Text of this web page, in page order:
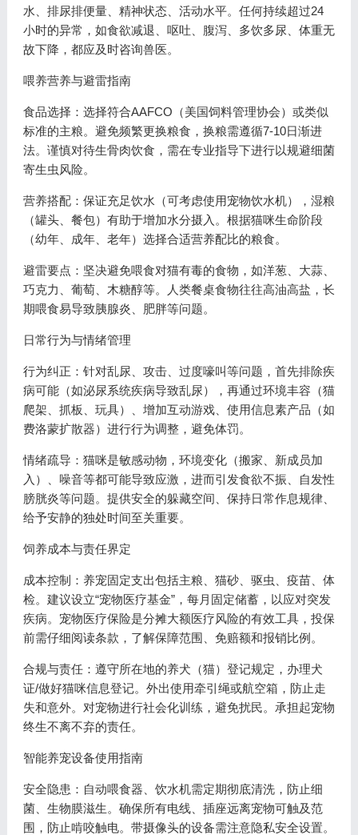
水、排尿排便量、精神状态、活动水平。任何持续超过24
小时的异常，如食欲减退、呕吐、腹泻、多饮多尿、体重无
故下降，都应及时咨询兽医。
喂养营养与避雷指南
食品选择：选择符合AAFCO（美国饲料管理协会）或类似
标准的主粮。避免频繁更换粮食，换粮需遵循7-10日渐进
法。谨慎对待生骨肉饮食，需在专业指导下进行以规避细菌
寄生虫风险。
营养搭配：保证充足饮水（可考虑使用宠物饮水机），湿粮
（罐头、餐包）有助于增加水分摄入。根据猫咪生命阶段
（幼年、成年、老年）选择合适营养配比的粮食。
避雷要点：坚决避免喂食对猫有毒的食物，如洋葱、大蒜、
巧克力、葡萄、木糖醇等。人类餐桌食物往往高油高盐，长
期喂食易导致胰腺炎、肥胖等问题。
日常行为与情绪管理
行为纠正：针对乱尿、攻击、过度嚎叫等问题，首先排除疾
病可能（如泌尿系统疾病导致乱尿），再通过环境丰容（猫
爬架、抓板、玩具）、增加互动游戏、使用信息素产品（如
费洛蒙扩散器）进行行为调整，避免体罚。
情绪疏导：猫咪是敏感动物，环境变化（搬家、新成员加
入）、噪音等都可能导致应激，进而引发食欲不振、自发性
膀胱炎等问题。提供安全的躲藏空间、保持日常作息规律、
给予安静的独处时间至关重要。
饲养成本与责任界定
成本控制：养宠固定支出包括主粮、猫砂、驱虫、疫苗、体
检。建议设立“宠物医疗基金”，每月固定储蓄，以应对突发
疾病。宠物医疗保险是分摊大额医疗风险的有效工具，投保
前需仔细阅读条款，了解保障范围、免赔额和报销比例。
合规与责任：遵守所在地的养犬（猫）登记规定，办理犬
证/做好猫咪信息登记。外出使用牵引绳或航空箱，防止走
失和意外。对宠物进行社会化训练，避免扰民。承担起宠物
终生不离不弃的责任。
智能养宠设备使用指南
安全隐患：自动喂食器、饮水机需定期彻底清洗，防止细
菌、生物膜滋生。确保所有电线、插座远离宠物可触及范
围，防止啃咬触电。带摄像头的设备需注意隐私安全设置。